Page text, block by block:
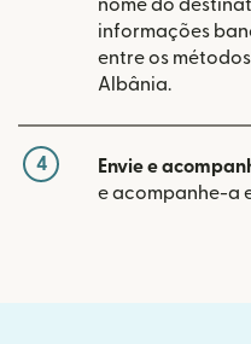
nome do
informações
entre os
Albânia.
4 Envie e
e acompanhe-a